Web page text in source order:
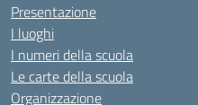
Presentazione
I luoghi
I numeri della scuola
Le carte della scuola
Organizzazione